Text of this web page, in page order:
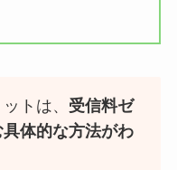
トは、 受信料ゼ
体的な方法がわ